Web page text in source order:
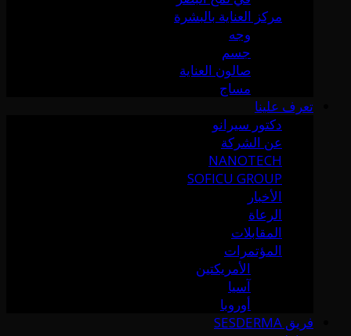
مركز العناية بالبشرة
وجه
جسم
صالون العناية
مساج
تعرف علينا
دكتور سيرانو
عن الشركة
NANOTECH
SOFICU GROUP
الأخبار
الرعاة
المقابلات
المؤتمرات
الأمريكتين
آسيا
أوروبا
فريق SESDERMA